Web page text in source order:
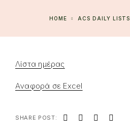
HOME ACS DAILY LISTS
Λίστα ημέρας
Αναφορά σε Excel
SHARE POST: